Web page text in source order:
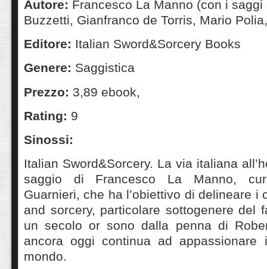
Autore: Francesco La Manno (con i
Buzzetti, Gianfranco de Torris, Mario
Editore: Italian Sword&Sorcery Books
Genere: Saggistica
Prezzo: 3,89 ebook,
Rating: 9
Sinossi:
Italian Sword&Sorcery. La via italiana
saggio di Francesco La Manno,
Guarnieri, che ha l’obiettivo di delineare i
and sorcery, particolare sottogenere del
un secolo or sono dalla penna di
ancora oggi continua ad
mondo.